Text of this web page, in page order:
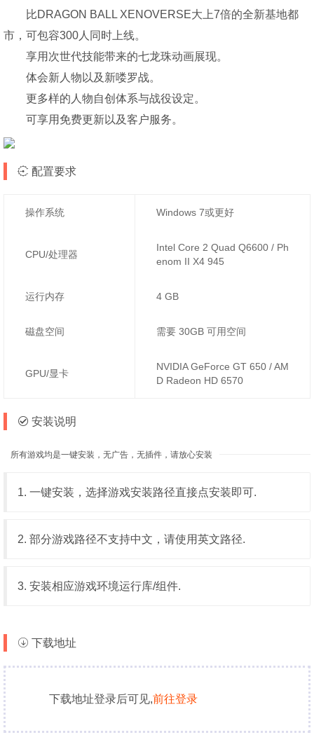
比DRAGON BALL XENOVERSE大上7倍的全新基地都
市，可包容300人同时上线。
享用次世代技能带来的七龙珠动画展现。
体会新人物以及新喽罗战。
更多样的人物自创体系与战役设定。
可享用免费更新以及客户服务。
配置要求
操作系统 Windows 7或更好
CPU/处理器
Intel Core 2 Quad Q6600 / Ph
enom II X4 945
运行内存 4 GB
磁盘空间 需要 30GB 可用空间
GPU/显卡
NVIDIA GeForce GT 650 / AM
D Radeon HD 6570
安装说明
所有游戏均是一键安装，无广告，无插件，请放心安装
1. 一键安装，选择游戏安装路径直接点安装即可.
2. 部分游戏路径不支持中文，请使用英文路径.
3. 安装相应游戏环境运行库/组件.
下载地址
下载地址登录后可见,前往登录